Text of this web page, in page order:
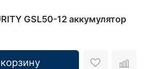
GSL50-12 аккумулятор